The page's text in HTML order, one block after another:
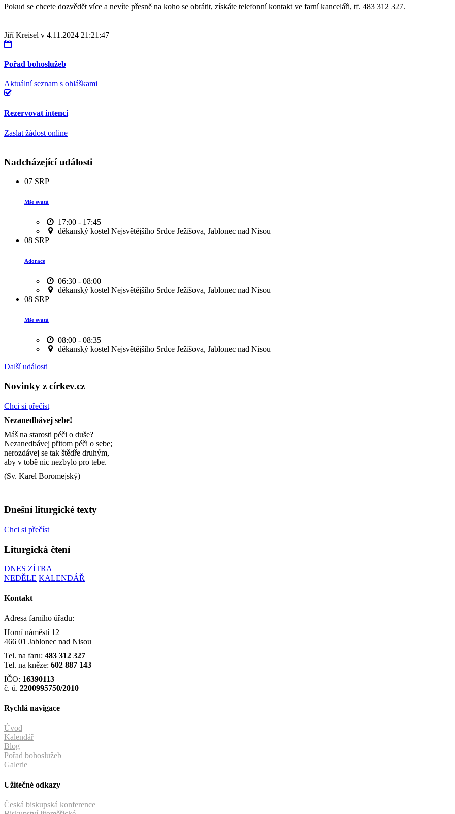
Pokud se chcete dozvědět více a nevíte přesně na koho se obrátit, získáte telefonní kontakt ve farní kanceláři, tf. 483 312 327.
Jiří Kreisel v 4.11.2024 21:21:47
Pořad bohoslužeb
Aktuální seznam s ohláškami
Rezervovat intenci
Zaslat žádost online
Nadcházející události
07 SRP
Mše svatá
17:00 - 17:45
děkanský kostel Nejsvětějšího Srdce Ježíšova, Jablonec nad Nisou
08 SRP
Adorace
06:30 - 08:00
děkanský kostel Nejsvětějšího Srdce Ježíšova, Jablonec nad Nisou
08 SRP
Mše svatá
08:00 - 08:35
děkanský kostel Nejsvětějšího Srdce Ježíšova, Jablonec nad Nisou
Další události
Novinky z církev.cz
Chci si přečíst
Nezanedbávej sebe!
Máš na starosti péči o duše?
Nezanedbávej přitom péči o sebe;
nerozdávej se tak štědře druhým,
aby v tobě nic nezbylo pro tebe.
(Sv. Karel Boromejský)
Dnešní liturgické texty
Chci si přečíst
Liturgická čtení
DNES ZÍTRA
NEDĚLE KALENDÁŘ
Kontakt
Adresa farního úřadu:
Horní náměstí 12
466 01 Jablonec nad Nisou
Tel. na faru: 483 312 327
Tel. na kněze: 602 887 143
IČO: 16390113
č. ú. 2200995750/2010
Rychlá navigace
Úvod
Kalendář
Blog
Pořad bohoslužeb
Galerie
Užitečné odkazy
Česká biskupská konference